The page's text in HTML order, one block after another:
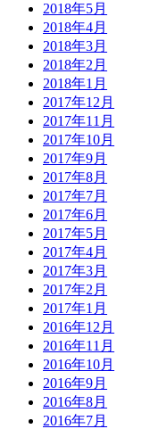
2018年5月
2018年4月
2018年3月
2018年2月
2018年1月
2017年12月
2017年11月
2017年10月
2017年9月
2017年8月
2017年7月
2017年6月
2017年5月
2017年4月
2017年3月
2017年2月
2017年1月
2016年12月
2016年11月
2016年10月
2016年9月
2016年8月
2016年7月